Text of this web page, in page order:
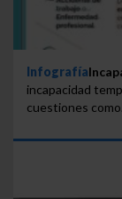
Infografía
incapacidad
cuestiones